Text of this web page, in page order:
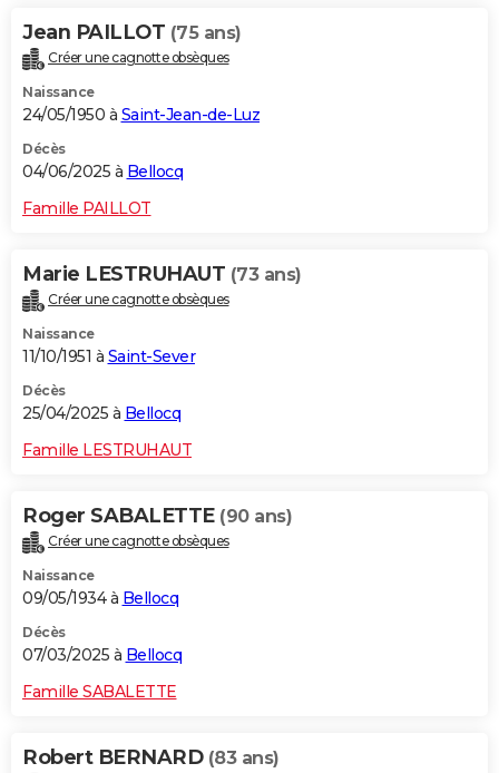
Jean PAILLOT (75 ans)
Créer une cagnotte obsèques
Naissance
24/05/1950 à Saint-Jean-de-Luz
Décès
04/06/2025 à Bellocq
Famille PAILLOT
Marie LESTRUHAUT (73 ans)
Créer une cagnotte obsèques
Naissance
11/10/1951 à Saint-Sever
Décès
25/04/2025 à Bellocq
Famille LESTRUHAUT
Roger SABALETTE (90 ans)
Créer une cagnotte obsèques
Naissance
09/05/1934 à Bellocq
Décès
07/03/2025 à Bellocq
Famille SABALETTE
Robert BERNARD (83 ans)